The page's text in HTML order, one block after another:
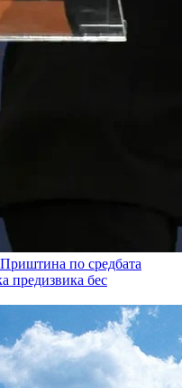
по средбата
предизвика бес